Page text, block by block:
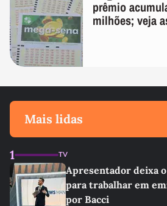
prêmio
milhões; veja
Mais lidas
1 TV
Apresentador deixa o
para trabalhar em
por Bacci